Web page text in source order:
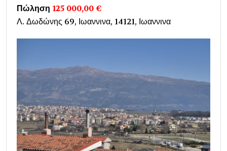
Πώληση 125 000,00 €
Λ. Δωδώνης 69, Ιωαννινα, 14121, Ιωαννινα